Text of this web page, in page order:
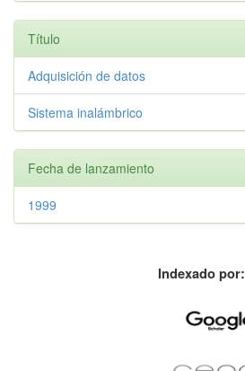
Título
Adquisición de datos
Sistema inalámbrico
Fecha de lanzamiento
1999
Indexado por: